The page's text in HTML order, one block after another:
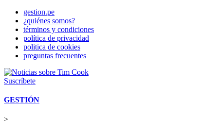
gestion.pe
¿quiénes somos?
términos y condiciones
política de privacidad
politica de cookies
preguntas frecuentes
Suscríbete
GESTIÓN
>